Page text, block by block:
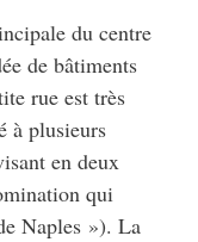
du centre
de bâtiments
rue est très
à plusieurs
en deux
qui
Naples »). La